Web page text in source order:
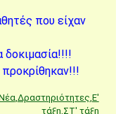
που είχαν
δοκιμασία!!!!
,Δραστηριότητες,Ε'
τάξη,ΣΤ' τάξη